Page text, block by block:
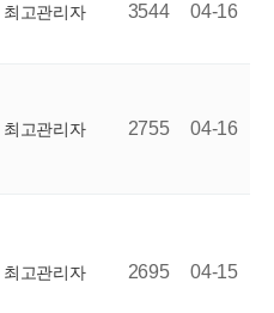
최고관리자 3544 04-16
최고관리자 2755 04-16
최고관리자 2695 04-15